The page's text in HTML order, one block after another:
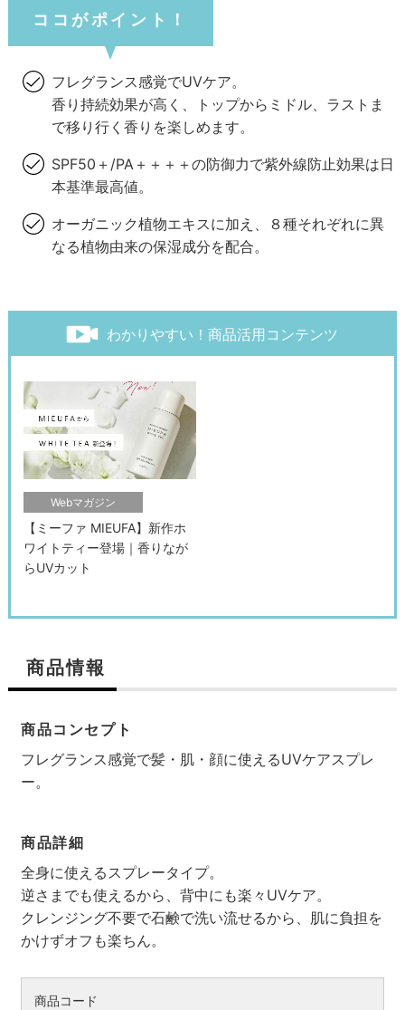
ココがポイント！
フレグランス感覚でUVケア。
香り持続効果が高く、トップからミドル、ラストま
で移り行く香りを楽しめます。
SPF50＋/PA＋＋＋＋の防御力で紫外線防止効果は日
本基準最高値。
オーガニック植物エキスに加え、８種それぞれに異
なる植物由来の保湿成分を配合。
わかりやすい！商品活用コンテンツ
Webマガジン
【ミーファ MIEUFA】新作ホ
ワイトティー登場｜香りなが
らUVカット
商品情報
商品コンセプト
フレグランス感覚で髪・肌・顔に使えるUVケアスプレ
ー。
商品詳細
全身に使えるスプレータイプ。
逆さまでも使えるから、背中にも楽々UVケア。
クレンジング不要で石鹸で洗い流せるから、肌に負担を
かけずオフも楽ちん。
商品コード